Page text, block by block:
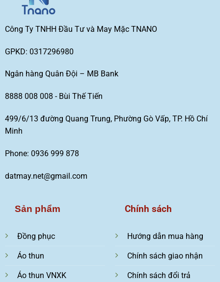
Công Ty TNHH Đầu Tư và May Mặc TNANO
GPKD: 0317296980
Ngân hàng Quân Đội – MB Bank
8888 008 008 - Bùi Thế Tiến
499/6/13 đường Quang Trung, Phường Gò Vấp, TP. Hồ Chí
Minh
Phone: 0936 999 878
datmay.net@gmail.com
Sản phẩm
Đồng phục
Áo thun
Áo thun VNXK
Chính sách
Hướng dẫn mua hàng
Chính sách giao nhận
Chính sách đổi trả